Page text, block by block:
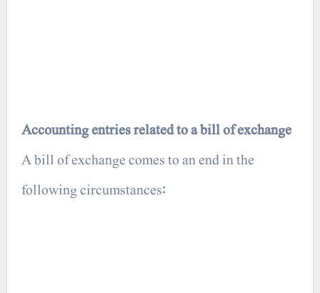
Accounting entries related to a bill of exchange
A bill of exchange comes to an end in the
following circumstances: